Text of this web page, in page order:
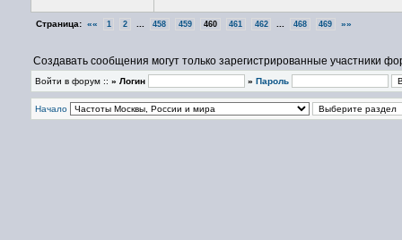
Страница: «« 1 2 458 459 460 461 462 468 469 »»
Создавать сообщения могут только зарегистрированные участники
Войти в форум :: » Логин » Пароль
Начало